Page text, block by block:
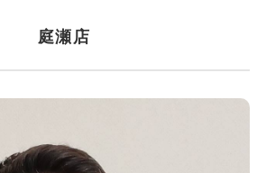
庭瀬店